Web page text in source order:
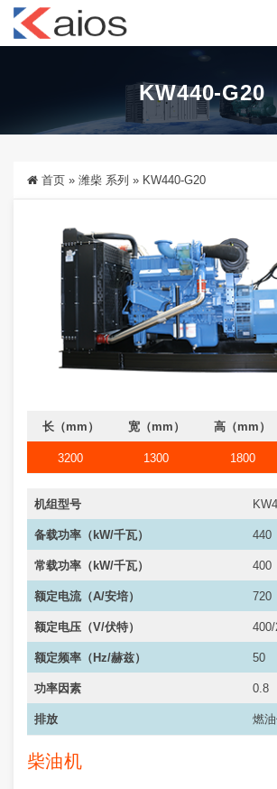
KW440-G20
首页 » 潍柴 系列 » KW440-G20
长（mm） 宽（mm） 高（mm）
3200 1300 1800
机组型号
备载功率（kW/千瓦） 440
常载功率（kW/千瓦） 400
额定电流（A/安培） 720
额定电压（V/伏特）
额定频率（Hz/赫兹） 50
功率因素 0.8
排放 燃
柴油机